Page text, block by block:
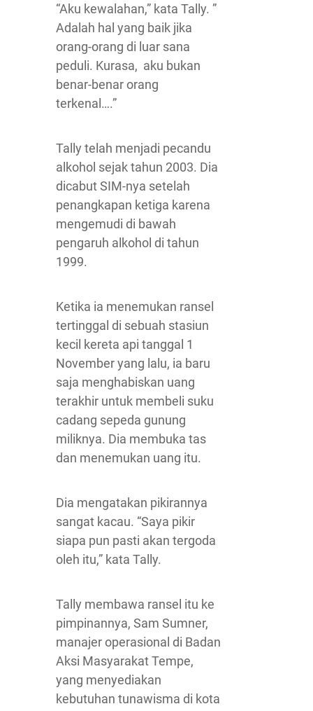
“Aku kewalahan,” kata Tally. ”
Adalah hal yang baik jika
orang-orang di luar sana
peduli. Kurasa, aku bukan
benar-benar orang
terkenal….”
Tally telah menjadi pecandu
alkohol sejak tahun 2003. Dia
dicabut SIM-nya setelah
penangkapan ketiga karena
mengemudi di bawah
pengaruh alkohol di tahun
1999.
Ketika ia menemukan ransel
tertinggal di sebuah stasiun
kecil kereta api tanggal 1
November yang lalu, ia baru
saja menghabiskan uang
terakhir untuk membeli suku
cadang sepeda gunung
miliknya. Dia membuka tas
dan menemukan uang itu.
Dia mengatakan pikirannya
sangat kacau. “Saya pikir
siapa pun pasti akan tergoda
oleh itu,” kata Tally.
Tally membawa ransel itu ke
pimpinannya, Sam Sumner,
manajer operasional di Badan
Aksi Masyarakat Tempe,
yang menyediakan
kebutuhan tunawisma di kota